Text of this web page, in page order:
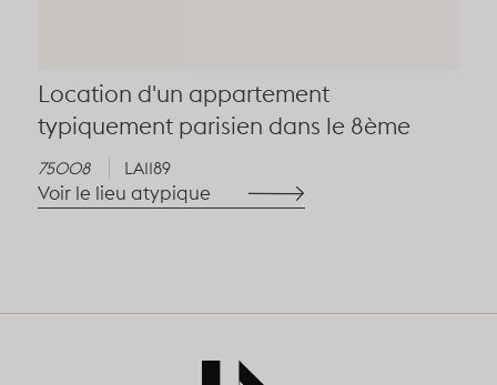
Location d'un appartement
typiquement parisien dans le 8ème
75008 LA1189
Voir le lieu atypique